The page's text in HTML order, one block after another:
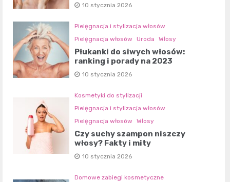
10 stycznia 2026
Pielęgnacja i stylizacja włosów
Pielęgnacja włosów
Uroda Włosy
Płukanki do siwych włosów:
ranking i porady na 2023
10 stycznia 2026
Kosmetyki do stylizacji
Pielęgnacja i stylizacja włosów
Pielęgnacja włosów
Włosy
Czy suchy szampon niszczy
włosy? Fakty i mity
10 stycznia 2026
Domowe zabiegi kosmetyczne